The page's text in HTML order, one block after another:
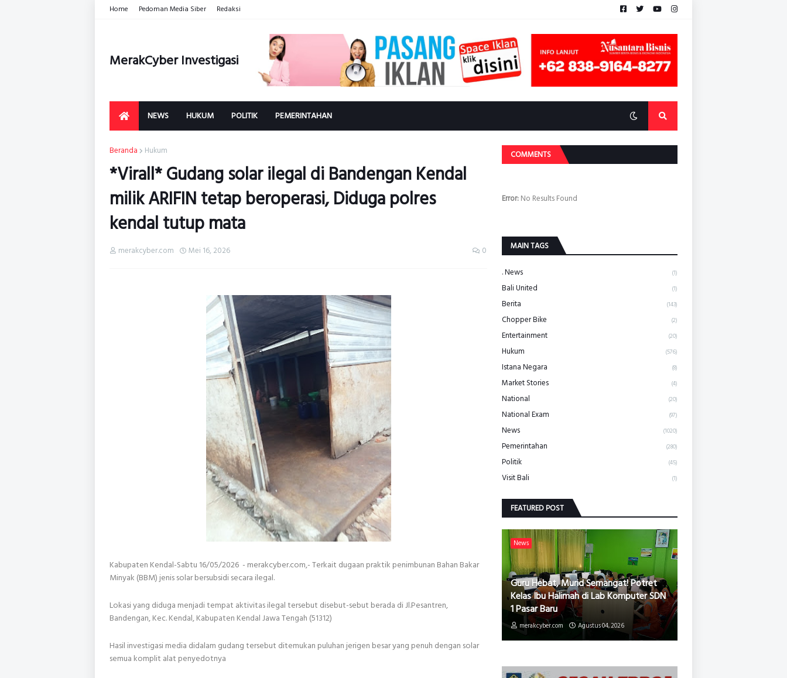
Home Pedoman Media Siber Redaksi
MerakCyber Investigasi
NEWS HUKUM POLITIK PEMERINTAHAN
Beranda Hukum
*Virall* Gudang solar ilegal di Bandengan Kendal
milik ARIFIN tetap beroperasi, Diduga polres
kendal tutup mata
merakcyber.com Mei 16, 2026 0
Kabupaten Kendal-Sabtu 16/05/2026 - merakcyber.com,- Terkait dugaan praktik penimbunan Bahan Bakar
Minyak (BBM) jenis solar bersubsidi secara ilegal.
Lokasi yang diduga menjadi tempat aktivitas ilegal tersebut disebut-sebut berada di Jl.Pesantren,
Bandengan, Kec. Kendal, Kabupaten Kendal Jawa Tengah (51312)
Hasil investigasi media didalam gudang tersebut ditemukan puluhan jerigen besar yang penuh dengan solar
semua komplit alat penyedotnya
COMMENTS
Error:No Results Found
MAIN TAGS
. News (1)
Bali United (1)
Berita (143)
Chopper Bike (2)
Entertainment (20)
Hukum (576)
Istana Negara (8)
Market Stories (4)
National (20)
National Exam (97)
News (1020)
Pemerintahan (280)
Politik (45)
Visit Bali (1)
FEATURED POST
News
Guru Hebat, Murid Semangat! Potret
Kelas Ibu Halimah di Lab Komputer SDN
1 Pasar Baru
merakcyber.com Agustus 04, 2026